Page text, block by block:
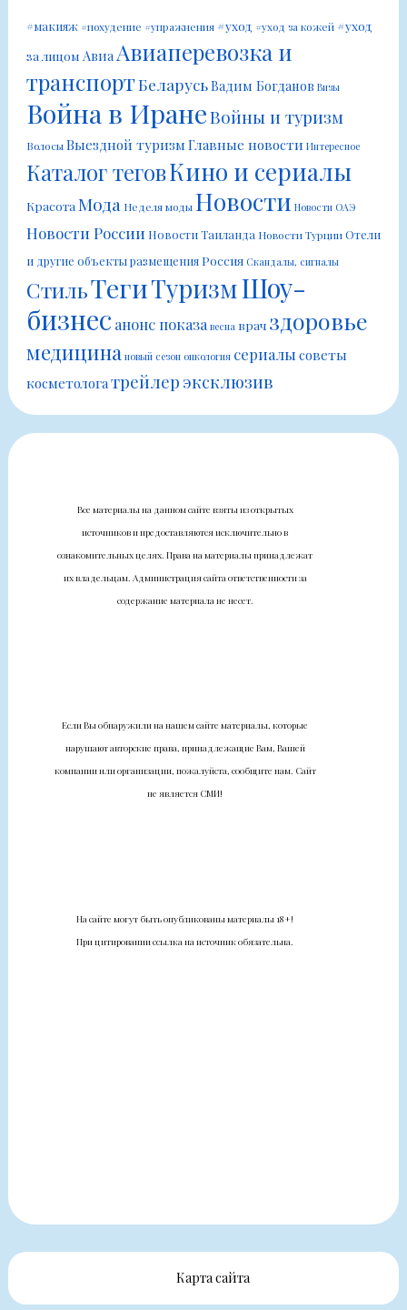
#макияж #похудение #упражнения #уход #уход за кожей #уход
за лицом Авиа Авиаперевозка и
транспортБеларусьВадим Богданов Визы
Война в ИранеВойны и туризм
ВолосыВыездной туризмГлавные новости Интересное
Каталог теговКино и сериалы
Красота Мода Неделя моды Новости Новости ОАЭ
Новости России Новости Таиланда Новости ТурцииОтели
и другие объекты размещенияРоссия Скандалы, сигналы
СтильТегиТуризмШоу-
бизнес анонс показа весна врач здоровье
медицина новый сезон онкология сериалы советы
косметологатрейлер эксклюзив
Все материалы на данном сайте взяты из открытых
источников и предоставляются исключительно в
ознакомительных целях. Права на материалы принадлежат
их владельцам. Администрация сайта ответственности за
содержание материала не несет.
Если Вы обнаружили на нашем сайте материалы, которые
нарушают авторские права, принадлежащие Вам, Вашей
компании или организации, пожалуйста, сообщите нам. Сайт
не является СМИ!
На сайте могут быть опубликованы материалы 18+!
При цитировании ссылка на источник обязательна.
Карта сайта